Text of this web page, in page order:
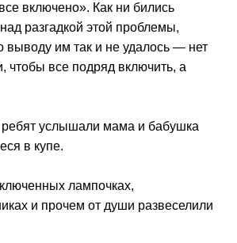
включено». Как ни бились
разгадкой этой проблемы,
выводу им так и не удалось — нет
чтобы все подряд включить, а
ребят услышали мама и бабушка
в купе.
лампочках,
и прочем от души развеселили